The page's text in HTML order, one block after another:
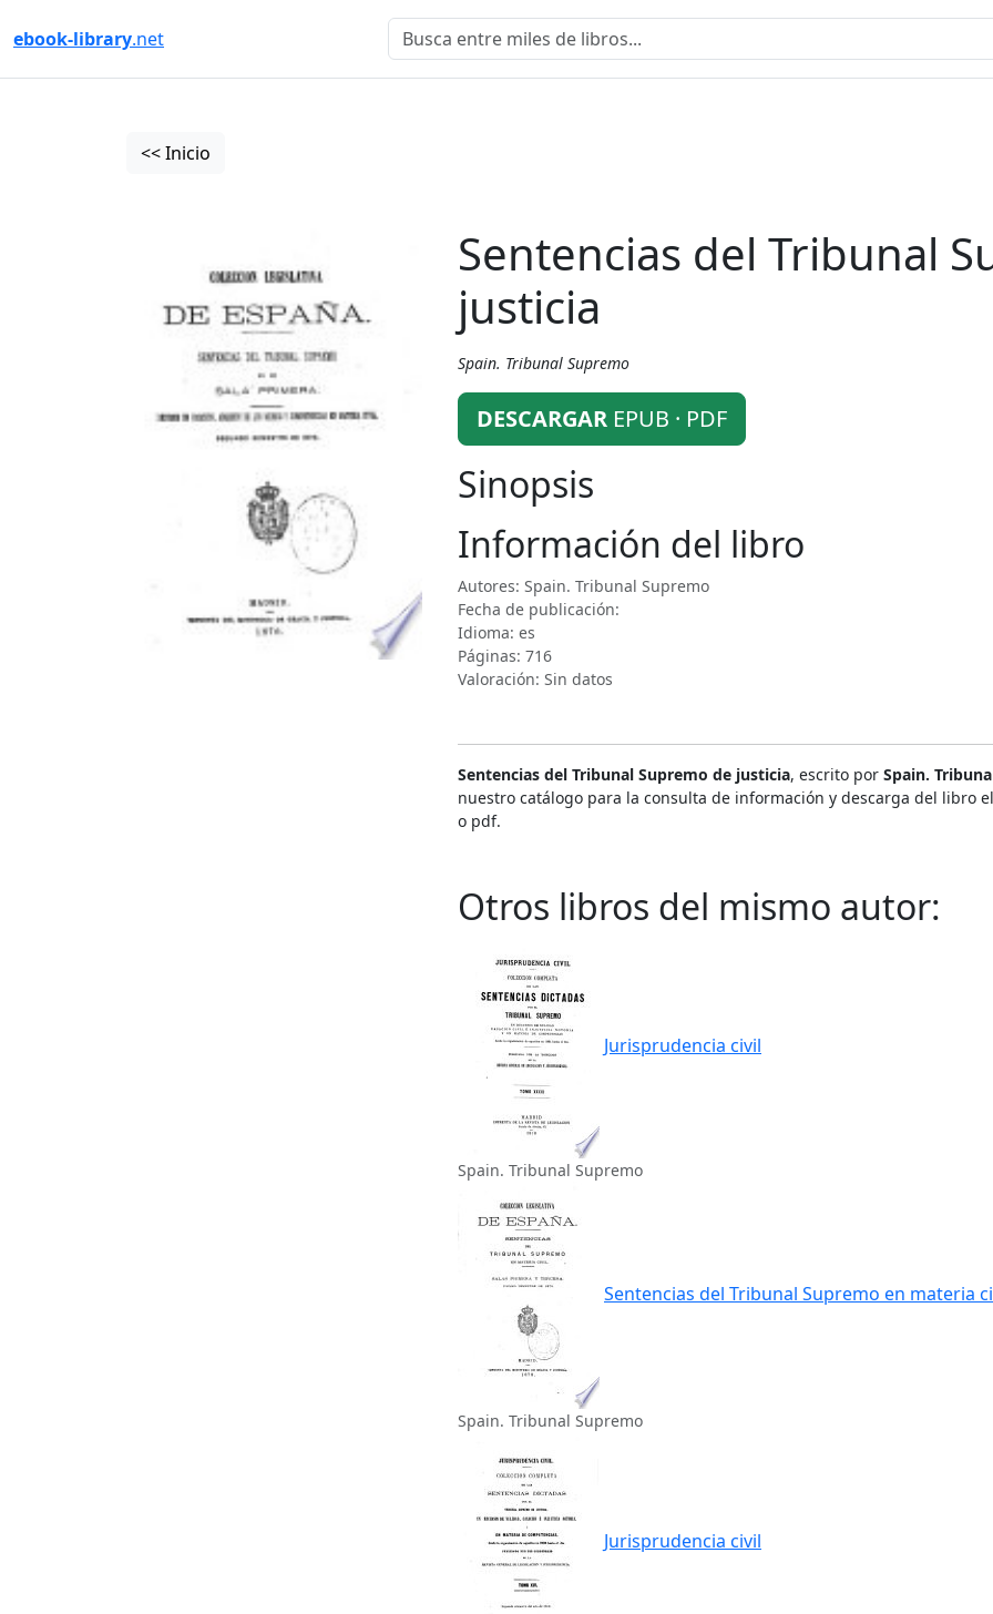
ebook-library.net
<< Inicio
Sentencias del Tribunal
justicia
Spain. Tribunal Supremo
DESCARGAR EPUB · PDF
Sinopsis
Información del libro
Autores: Spain. Tribunal Supremo
Fecha de publicación:
Idioma: es
Páginas: 716
Valoración: Sin datos
Sentencias del Tribunal Supremo de justicia, escrito por Spain.
nuestro catálogo para la consulta de información y descarga del libro
o pdf.
Otros libros del mismo autor:
Jurisprudencia civil
Spain. Tribunal Supremo
Sentencias del Tribunal Supremo en materia
Spain. Tribunal Supremo
Jurisprudencia civil